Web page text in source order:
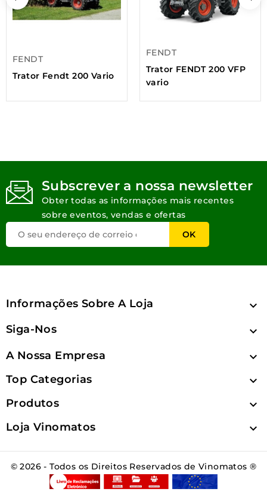
FENDT
Trator Fendt 200 Vario
FENDT
Trator FENDT 200 VFP
vario
Subscrever a nossa newsletter
Obter todas as informações mais recentes
sobre eventos, vendas e ofertas
Informações Sobre A Loja 
Siga-Nos 
A Nossa Empresa 
Top Categorias 
Produtos 
Loja Vinomatos 
© 2026 - Todos os Direitos Reservados de Vinomatos ®